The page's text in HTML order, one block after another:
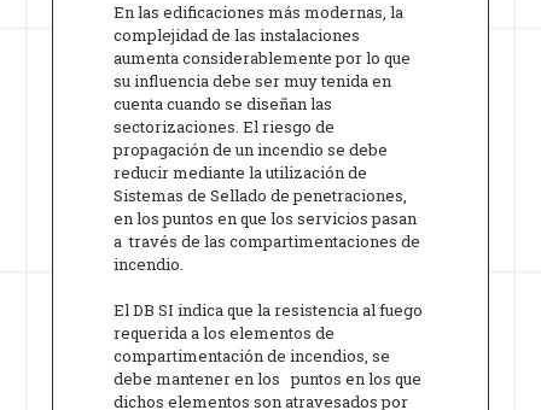
En las edificaciones más modernas, la
complejidad de las instalaciones
aumenta considerablemente por lo que
su influencia debe ser muy tenida en
cuenta cuando se diseñan las
sectorizaciones. El riesgo de
propagación de un incendio se debe
reducir mediante la utilización de
Sistemas de Sellado de penetraciones,
en los puntos en que los servicios pasan
a través de las compartimentaciones de
incendio.
El DB SI indica que la resistencia al fuego
requerida a los elementos de
compartimentación de incendios, se
debe mantener en los puntos en los que
dichos elementos son atravesados por